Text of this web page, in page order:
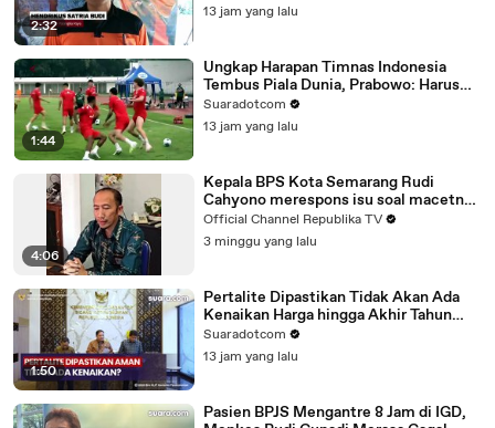
2:32
13 jam yang lalu
1:44
Ungkap Harapan Timnas Indonesia
Tembus Piala Dunia, Prabowo: Harus
Terus Berbenah!
Suaradotcom
13 jam yang lalu
4:06
Kepala BPS Kota Semarang Rudi
Cahyono merespons isu soal macetnya
pembayaran upah mitra pendata dalam
kegiatan Sensus Ekonomi 2026 di
Semarang, Jawa Tengah.
Official Channel Republika TV
3 minggu yang lalu
1:50
Pertalite Dipastikan Tidak Akan Ada
Kenaikan Harga hingga Akhir Tahun
2026, Begini Kata Airlangga Hartarto
Suaradotcom
13 jam yang lalu
Pasien BPJS Mengantre 8 Jam di IGD,